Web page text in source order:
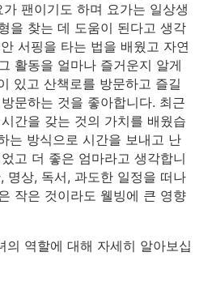
팬이기도 하며 요가는 일상생
을 찾는 데 도움이 된다고 생각
서핑을 타는 법을 배웠고 자연
활동을 얼마나 즐거운지 알게
있고 산책로를 방문하고 즐길
문하는 것을 좋아합니다. 최근
간을 갖는 것의 가치를 배웠습
는 방식으로 시간을 보내고 난
고 더 좋은 엄마라고 생각합니
명상, 독서, 과도한 일정을 떠나
작은 것이라도 웰빙에 큰 영향
의 역할에 대해 자세히 알아보십